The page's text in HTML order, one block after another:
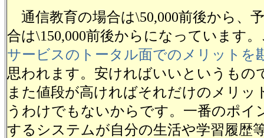
通信教育の場合は\50,000前後から、
合は\150,000前後からになっています
サービスのトータル面でのメリットを
思われます。安ければいいというもの
また値段が高ければそれだけのメリッ
うわけでもないからです。一番のポイ
するシステムが自分の生活や学習履歴